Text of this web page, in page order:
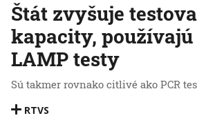
Štát zvyšuje
kapacity, používajú
LAMP testy
Sú takmer rovnako citlivé ako PCR
RTVS